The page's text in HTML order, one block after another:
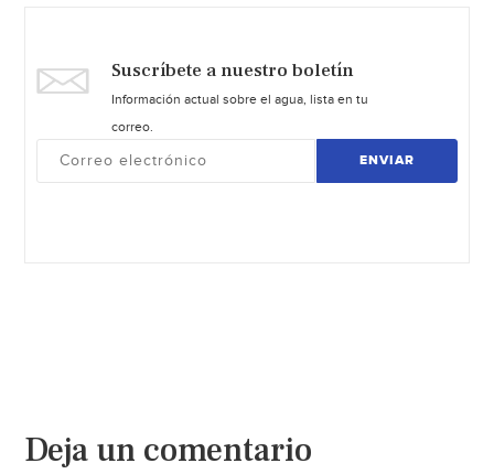
Suscríbete a nuestro boletín
Información actual sobre el agua, lista en tu
correo.
ENVIAR
Deja un comentario